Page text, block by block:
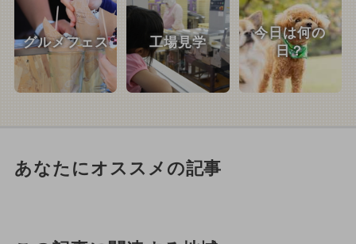
グルメフェス 工場見学
今日は何の
日？
あなたにオススメの記事